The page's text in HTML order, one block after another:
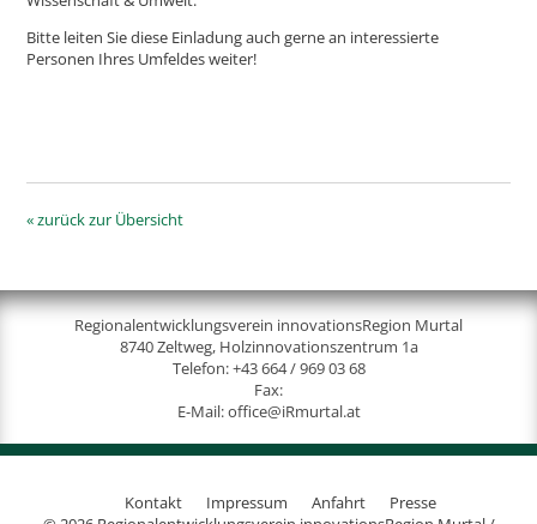
Bitte leiten Sie diese Einladung auch gerne an interessierte
Personen Ihres Umfeldes weiter!
« zurück zur Übersicht
Regionalentwicklungsverein innovationsRegion Murtal
8740 Zeltweg, Holzinnovationszentrum 1a
Telefon:+43 664 / 969 03 68
Fax:
E-Mail:office@iRmurtal.at
Kontakt Impressum Anfahrt
Presse